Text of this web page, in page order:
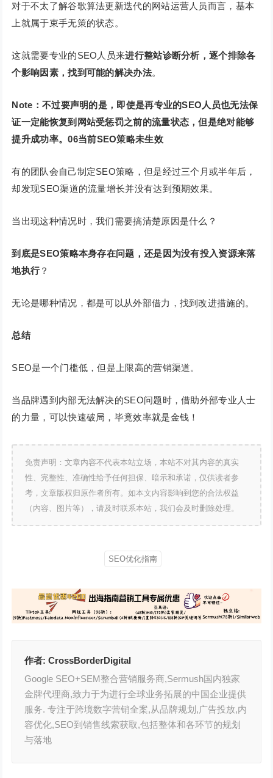
对于不太了解谷歌算法更新迭代的网站运营人员而言，基本
上就属于束手无策的状态。
这就需要专业的SEO人员来进行整站诊断分析，逐个排除各
个影响因素，找到可能的解决办法。
Note：不过要声明的是，即使是再专业的SEO人员也无法保
证一定能恢复到网站受惩罚之前的流量状态，但是绝对能够
提升成功率。06当前SEO策略未生效
有的团队会自己制定SEO策略，但是经过三个月或半年后，
却发现SEO渠道的流量增长并没有达到预期效果。
当出现这种情况时，我们需要搞清楚原因是什么？
到底是SEO策略本身存在问题，还是因为没有投入资源来落
地执行？
无论是哪种情况，都是可以从外部借力，找到改进措施的。
总结
SEO是一个门槛低，但是上限高的营销渠道。
当品牌遇到内部无法解决的SEO问题时，借助外部专业人士
的力量，可以快速破局，毕竟效率就是金钱！
免责声明：文章内容不代表本站立场，本站不对其内容的真实
性、完整性、准确性给予任何担保、暗示和承诺，仅供读者参
考，文章版权归原作者所有。如本文内容影响到您的合法权益
（内容、图片等），请及时联系本站，我们会及时删除处理。
SEO优化指南
作者:CrossBorderDigital
Google SEO+SEM整合营销服务商,Sermush国内独家
金牌代理商,致力于为进行全球业务拓展的中国企业提供
服务. 专注于跨境数字营销全案,从品牌规划,广告投放,内
容优化,SEO到销售线索获取,包括整体和各环节的规划
与落地